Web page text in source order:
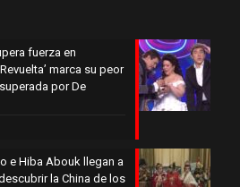
fuerza en
marca su peor
por De
e Hiba Abouk llegan a
la China de los